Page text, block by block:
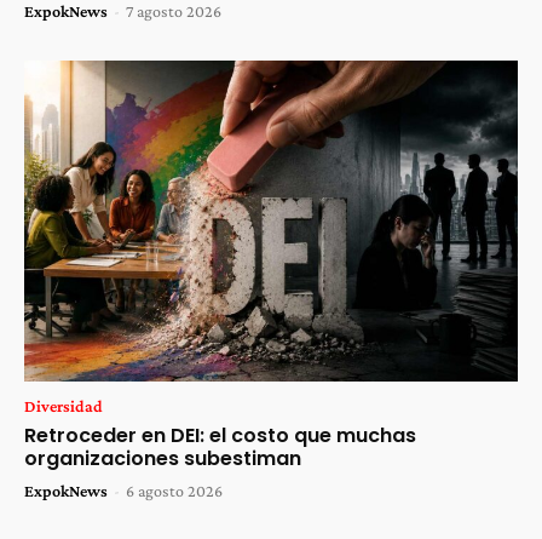
ExpokNews - 7 agosto 2026
Diversidad
Retroceder en DEI: el costo que muchas
organizaciones subestiman
ExpokNews - 6 agosto 2026